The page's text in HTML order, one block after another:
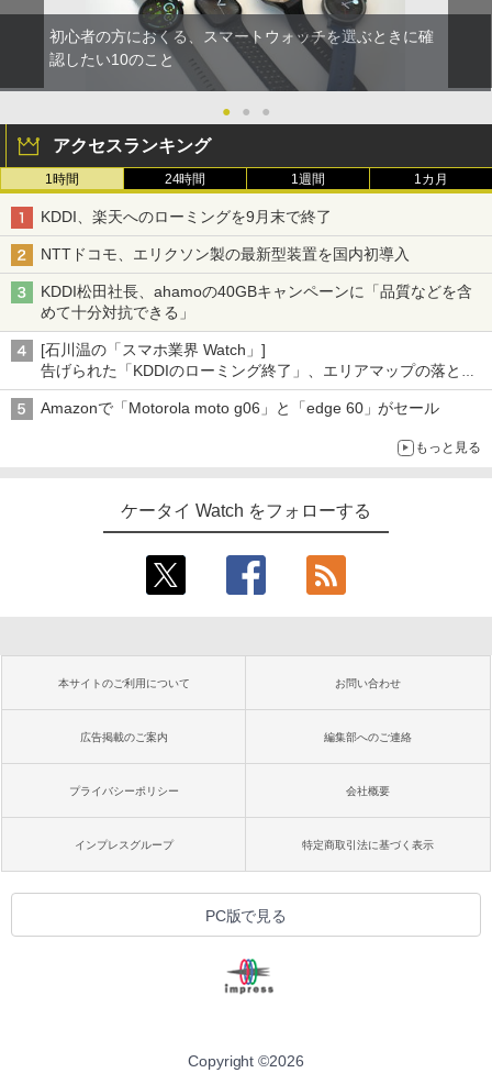
初心者の方におくる、スマートウォッチを選ぶときに確
認したい10のこと
● ● ●
アクセスランキング
1時間 24時間 1週間 1カ月
KDDI、楽天へのローミングを9月末で終了
NTTドコモ、エリクソン製の最新型装置を国内初導入
KDDI松田社長、ahamoの40GBキャンペーンに「品質などを含
めて十分対抗できる」
[石川温の「スマホ業界 Watch」]
告げられた「KDDIのローミング終了」、エリアマップの落とし
穴と楽天モバイルの課題
Amazonで「Motorola moto g06」と「edge 60」がセール
もっと見る
ケータイ Watch をフォローする
本サイトのご利用について お問い合わせ
広告掲載のご案内 編集部へのご連絡
プライバシーポリシー 会社概要
インプレスグループ 特定商取引法に基づく表示
PC版で見る
Copyright ©2026